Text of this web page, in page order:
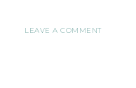
LEAVE A COMMENT